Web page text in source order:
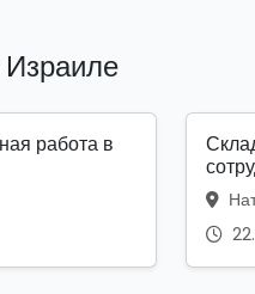
работа в